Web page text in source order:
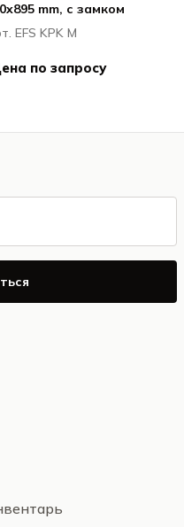
mm, с замком
EFS KPK M
по запросу